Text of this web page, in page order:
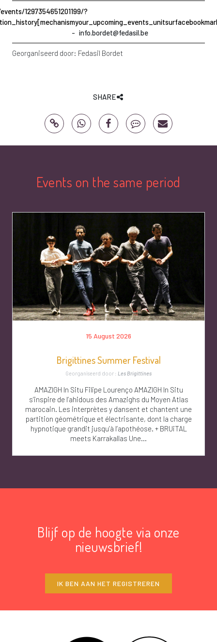
1297354651201199/?
info.bordet@fedasil.be
Georganiseerd door: Fedasil Bordet
SHARE
Events on the same period
15 August 2026
Brigittines Summer Festival
Georganiseerd door : Les Brigittines
AMAZIGH In Situ Filipe Lourenço AMAZIGH In Situ
s’inspire de l’ahidous des Amazighs du Moyen Atlas
marocain. Les interprètes y dansent et chantent une
partition géométrique et électrisante, dont la charge
hypnotique grandit jusqu’à l’apothéose. + BRUiTAL
meets Karrakallas Une...
Blijf op de hoogte via onze
nieuwsbrief!
IK BEN AAN HET REGISTREREN